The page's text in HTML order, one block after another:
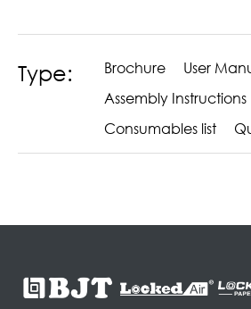
Type: Brochure
User
Assembly Instructions
Consumables list